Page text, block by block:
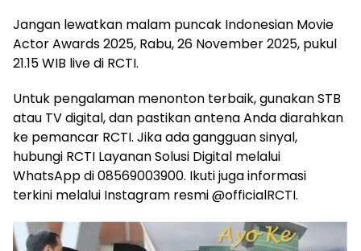
Jangan lewatkan malam puncak Indonesian Movie
Actor Awards 2025, Rabu, 26 November 2025, pukul
21.15 WIB live di RCTI.
Untuk pengalaman menonton terbaik, gunakan STB
atau TV digital, dan pastikan antena Anda diarahkan
ke pemancar RCTI. Jika ada gangguan sinyal,
hubungi RCTI Layanan Solusi Digital melalui
WhatsApp di 08569003900. Ikuti juga informasi
terkini melalui Instagram resmi @officialRCTI.